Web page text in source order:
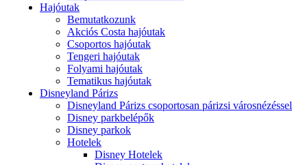
Hajóutak
Bemutatkozunk
Akciós Costa hajóutak
Csoportos hajóutak
Tengeri hajóutak
Folyami hajóutak
Tematikus hajóutak
Disneyland Párizs
Disneyland Párizs csoportosan párizsi városnézéssel
Disney parkbelépők
Disney parkok
Hotelek
Disney Hotelek